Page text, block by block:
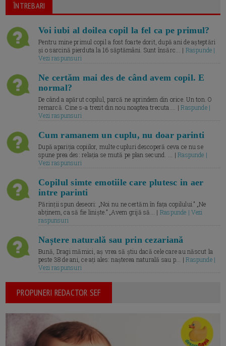
ÎNTREBARI
Voi iubi al doilea copil la fel ca pe primul?
Pentru mine primul copil a fost foarte dorit, după ani de așteptări
și o sarcină pierduta la 16 săptămâni. Sunt însărc... | Raspunde |
Vezi raspunsuri
Ne certăm mai des de când avem copil. E
normal?
De când a apărut copilul, parcă ne aprindem din orice. Un ton. O
remarcă. Cine s-a trezit din nou noaptea trecuta.... |Raspunde |
Vezi raspunsuri
Cum ramanem un cuplu, nu doar parinti
După apariția copiilor, multe cupluri descoperă ceva ce nu se
spune prea des: relația se mută pe plan secund. ... |Raspunde |
Vezi raspunsuri
Copilul simte emotiile care plutesc in aer
intre parinti
Părinții spun deseori: „Noi nu ne certăm în fața copilului.” „Ne
abținem, ca să fie liniște.” „Avem grijă să... | Raspunde | Vezi
raspunsuri
Naștere naturală sau prin cezariană
Bună, Dragi mămici, aș vrea să știu dacă cele care au născut la
peste 38 de ani, ce ați ales: nașterea naturală sau p... |Raspunde |
Vezi raspunsuri
PROPUNERI REDACTOR SEF